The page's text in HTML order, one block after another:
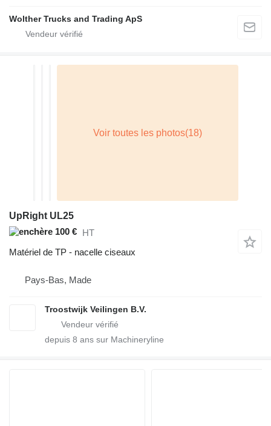
Wolther Trucks and Trading ApS
UpRight UL25
100 € HT
Matériel de TP - nacelle ciseaux
Pays-Bas, Made
Troostwijk Veilingen B.V.
depuis 8 ans sur Machineryline